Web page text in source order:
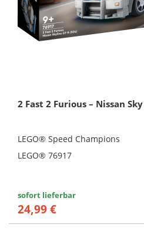
2 Fast 2 Furious – Nissan Sky
LEGO® Speed Champions
LEGO® 76917
sofort lieferbar
24,99 €